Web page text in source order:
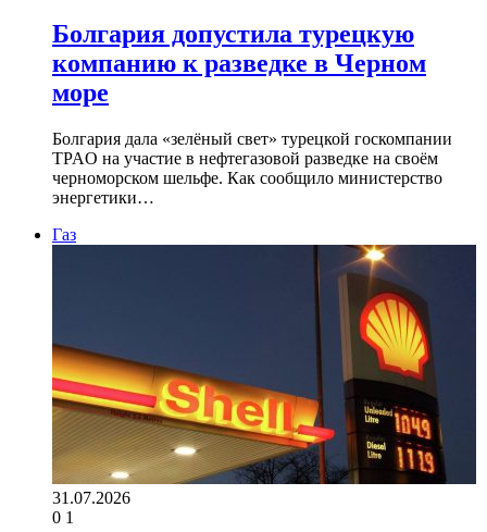
Болгария допустила турецкую
компанию к разведке в Черном
море
Болгария дала «зелёный свет» турецкой госкомпании
TPAO на участие в нефтегазовой разведке на своём
черноморском шельфе. Как сообщило министерство
энергетики…
Газ
31.07.2026
0 1